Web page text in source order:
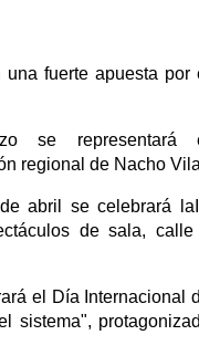
una fuerte apuesta por
se representará
regional de Nacho
abril se celebrará
de sala,
el Día Internacional
sistema",